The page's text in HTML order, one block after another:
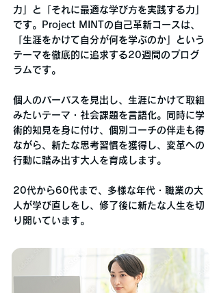
力」と「それに最適な学び方を実践する力」
です。Project MINTの自己革新コースは、
「生涯をかけて自分が何を学ぶのか」という
テーマを徹底的に追求する20週間のプログ
ラムです。
個人のパーパスを見出し、生涯にかけて取組
みたいテーマ・社会課題を言語化。同時に学
術的知見を身に付け、個別コーチの伴走も得
ながら、新たな思考習慣を獲得し、変革への
行動に踏み出す大人を育成します。
20代から60代まで、多様な年代・職業の大
人が学び直しをし、修了後に新たな人生を切
り開いています。